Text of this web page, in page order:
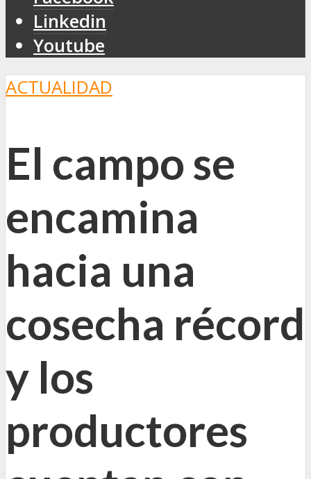
Linkedin
Youtube
ACTUALIDAD
El campo se
encamina
hacia una
cosecha récord
y los
productores